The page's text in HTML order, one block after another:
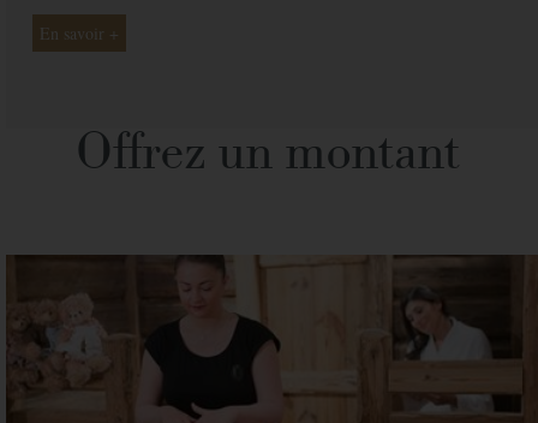
En savoir +
Offrez un montant